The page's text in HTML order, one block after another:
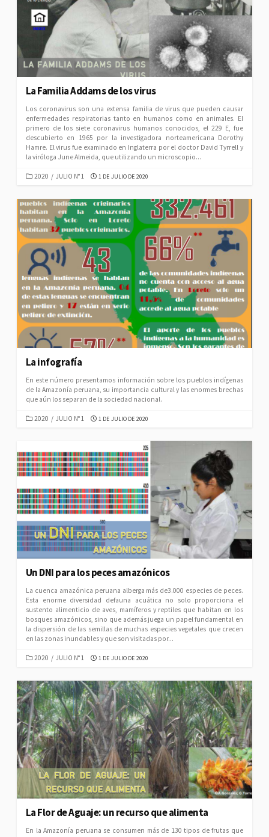
La Familia Addams de los virus
Los coronavirus son una extensa familia de virus que pueden causar
enfermedades respiratorias tanto en humanos como en animales. El
primero de los siete coronavirus humanos conocidos, el 229 E, fue
descubierto en 1965 por la investigadora norteamericana Dorothy
Hamre. El virus fue examinado en Inglaterra por el doctor David Tyrrell y
la viróloga June Almeida, que utilizando un microscopio...
CATEGORIES
2020 / JULIO N° 1 PUBLISHED
1 DE JULIO DE 2020
La infografía
En este número presentamos información sobre los pueblos indígenas
de la Amazonía peruana, su importancia cultural y las enormes brechas
que aún los separan de la sociedad nacional.
CATEGORIES
2020 / JULIO N° 1 PUBLISHED
DATE
1 DE JULIO DE 2020
Un DNI para los peces amazónicos
La cuenca amazónica peruana alberga más de3.000 especies de peces.
Esta enorme diversidad defauna acuática no solo proporciona el
sustento alimenticio de aves, mamíferos y reptiles que habitan en los
bosques amazónicos, sino que además juega un papel fundamental en
la dispersión de las semillas de muchas especies vegetales que crecen
en las zonas inundables y que son visitadas por...
CATEGORIES
2020 / JULIO N° 1 PUBLISHED
1 DE JULIO DE 2020
La Flor de Aguaje: un recurso que alimenta
En la Amazonía peruana se consumen más de 130 tipos de frutas que